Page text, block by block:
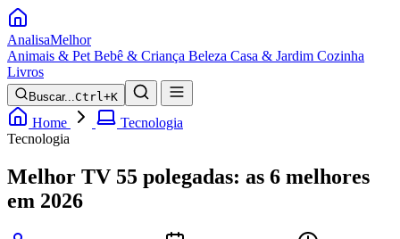
AnalisaMelhor
Animais & Pet Bebê & Criança Beleza Casa & Jardim Cozinha
Livros
Buscar...Ctrl+K
Home
Tecnologia
Tecnologia
Melhor TV 55 polegadas: as 6 melhores
em 2026